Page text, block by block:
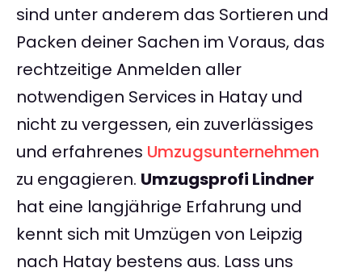
sind unter anderem das Sortieren und
Packen deiner Sachen im Voraus, das
rechtzeitige Anmelden aller
notwendigen Services in Hatay und
nicht zu vergessen, ein zuverlässiges
und erfahrenes Umzugsunternehmen
zu engagieren. Umzugsprofi Lindner
hat eine langjährige Erfahrung und
kennt sich mit Umzügen von Leipzig
nach Hatay bestens aus. Lass uns